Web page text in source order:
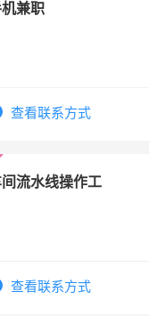
兼职
查看联系方式
间流水线操作工
查看联系方式